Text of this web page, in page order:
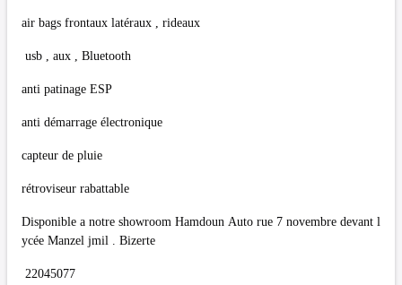
air bags frontaux latéraux , rideaux
usb , aux , Bluetooth
anti patinage ESP
anti démarrage électronique
capteur de pluie
rétroviseur rabattable
Disponible a notre showroom Hamdoun Auto rue 7 novembre devant l
ycée Manzel jmil . Bizerte
22045077